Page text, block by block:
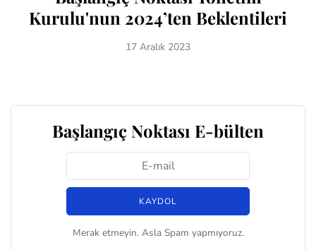
Kurulu'nun 2024’ten Beklentileri
17 Aralık 2023
Başlangıç Noktası E-bülten
Merak etmeyin. Asla Spam yapmıyoruz.